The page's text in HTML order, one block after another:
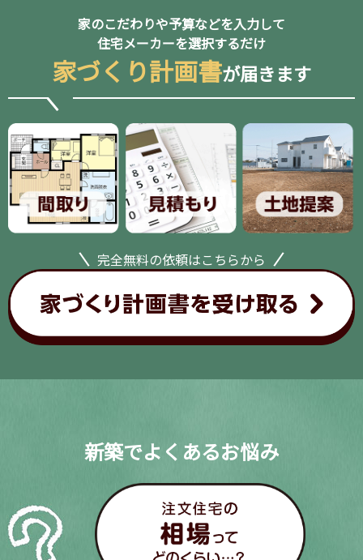
家のこだわりや予算などを入力して
住宅メーカーを選択するだけ
家づくり計画書が届きます
完全無料の依頼はこちらから
新築でよくあるお悩み